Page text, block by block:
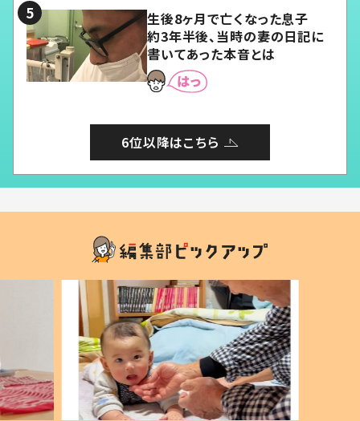
生後8ヶ月で亡くなった息子
約3年半後、当時の妻の日記に
書いてあった本音とは
6位以降はこちら